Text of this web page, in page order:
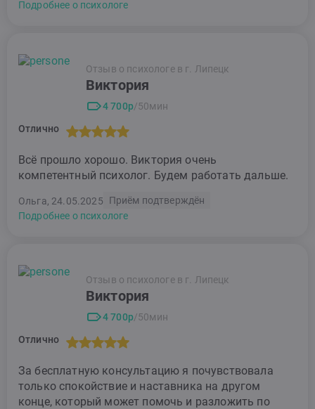
Подробнее о психологе
Отзыв о психологе в г. Липецк
Виктория
4 700р/50мин
Отлично
Всё прошло хорошо. Виктория очень
компетентный психолог. Будем работать дальше.
Ольга, 24.05.2025
Приём подтверждён
Подробнее о психологе
Отзыв о психологе в г. Липецк
Виктория
4 700р/50мин
Отлично
За бесплатную консультацию я почувствовала
только спокойствие и наставника на другом
конце, который может помочь и разложить по